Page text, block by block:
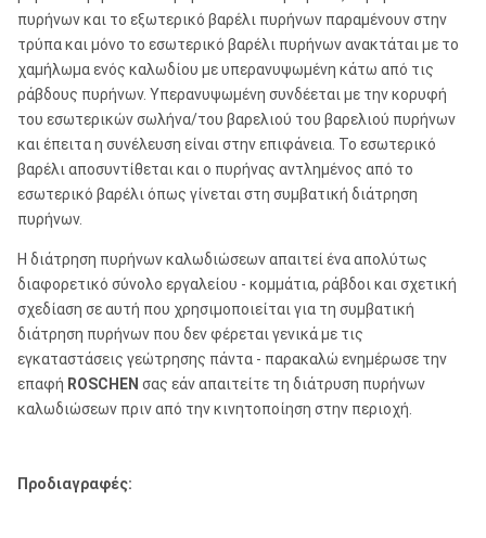
πυρήνων και το εξωτερικό βαρέλι πυρήνων παραμένουν στην
τρύπα και μόνο το εσωτερικό βαρέλι πυρήνων ανακτάται με το
χαμήλωμα ενός καλωδίου με υπερανυψωμένη κάτω από τις
ράβδους πυρήνων. Υπερανυψωμένη συνδέεται με την κορυφή
του εσωτερικών σωλήνα/του βαρελιού του βαρελιού πυρήνων
και έπειτα η συνέλευση είναι στην επιφάνεια. Το εσωτερικό
βαρέλι αποσυντίθεται και ο πυρήνας αντλημένος από το
εσωτερικό βαρέλι όπως γίνεται στη συμβατική διάτρηση
πυρήνων.
Η διάτρηση πυρήνων καλωδιώσεων απαιτεί ένα απολύτως
διαφορετικό σύνολο εργαλείου - κομμάτια, ράβδοι και σχετική
σχεδίαση σε αυτή που χρησιμοποιείται για τη συμβατική
διάτρηση πυρήνων που δεν φέρεται γενικά με τις
εγκαταστάσεις γεώτρησης πάντα - παρακαλώ ενημέρωσε την
επαφή ROSCHEN σας εάν απαιτείτε τη διάτρυση πυρήνων
καλωδιώσεων πριν από την κινητοποίηση στην περιοχή.
Προδιαγραφές: